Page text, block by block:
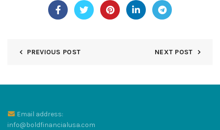
PREVIOUS POST NEXT POST
Email address:
info@boldfinancialusa.com